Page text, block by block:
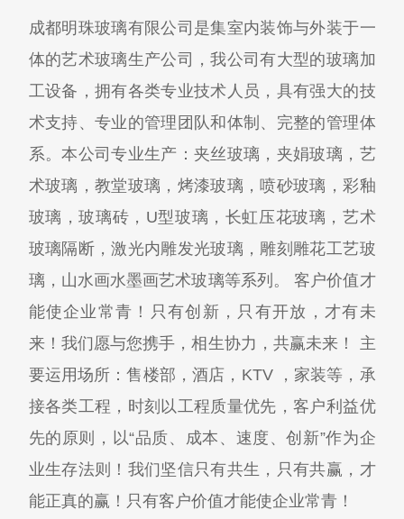
成都明珠玻璃有限公司是集室内装饰与外装于一
体的艺术玻璃生产公司，我公司有大型的玻璃加
工设备，拥有各类专业技术人员，具有强大的技
术支持、专业的管理团队和体制、完整的管理体
系。本公司专业生产：夹丝玻璃，夹娟玻璃，艺
术玻璃，教堂玻璃，烤漆玻璃，喷砂玻璃，彩釉
玻璃，玻璃砖，U型玻璃，长虹压花玻璃，艺术
玻璃隔断，激光内雕发光玻璃，雕刻雕花工艺玻
璃，山水画水墨画艺术玻璃等系列。 客户价值才
能使企业常青！只有创新，只有开放，才有未
来！我们愿与您携手，相生协力，共赢未来！ 主
要运用场所：售楼部，酒店，KTV ，家装等，承
接各类工程，时刻以工程质量优先，客户利益优
先的原则，以“品质、成本、速度、创新”作为企
业生存法则！我们坚信只有共生，只有共赢，才
能正真的赢！只有客户价值才能使企业常青！